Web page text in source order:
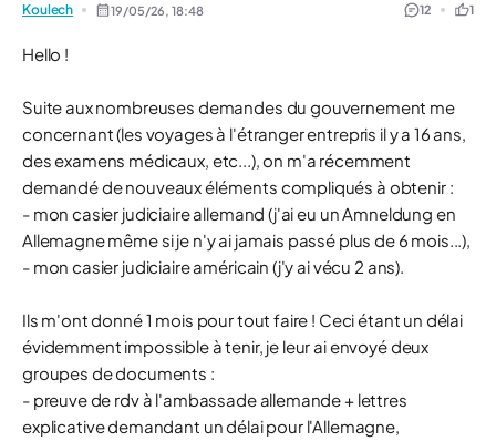
Koulech 19/05/26,18:48 12 1
Hello !
Suite aux nombreuses demandes du gouvernement me
concernant (les voyages à l'étranger entrepris il y a 16 ans,
des examens médicaux, etc...), on m'a récemment
demandé de nouveaux éléments compliqués à obtenir :
- mon casier judiciaire allemand (j'ai eu un Amneldung en
Allemagne même si je n'y ai jamais passé plus de 6 mois...),
- mon casier judiciaire américain (j'y ai vécu 2 ans).
Ils m'ont donné 1 mois pour tout faire ! Ceci étant un délai
évidemment impossible à tenir, je leur ai envoyé deux
groupes de documents :
- preuve de rdv à l'ambassade allemande + lettres
explicative demandant un délai pour l'Allemagne,